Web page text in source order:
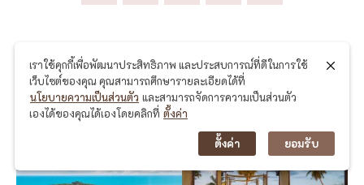
โพสล่าสุด
เราใช้คุกกี้เพื่อพัฒนาประสิทธิภาพ และประสบการณ์ที่ดีในการใช้
เว็บไซต์ของคุณ คุณสามารถศึกษารายละเอียดได้ที่
นโยบายความเป็นส่วนตัว และสามารถจัดการความเป็นส่วนตัว
เองได้ของคุณได้เองโดยคลิกที่ ตั้งค่า
ตั้งค่า ยอมรับ